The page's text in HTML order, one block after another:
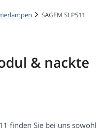
SAGEM SLP511
& nackte
finden Sie bei uns sowohl